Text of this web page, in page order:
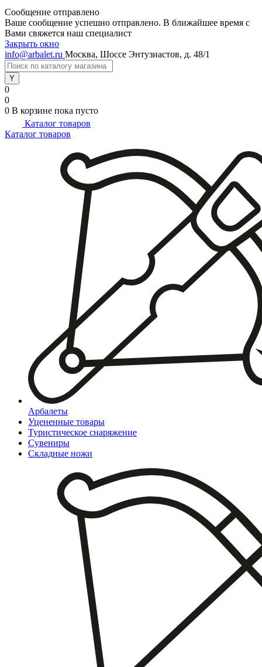
Сообщение отправлено
Ваше сообщение успешно отправлено. В ближайшее время с
Вами свяжется наш специалист
Закрыть окно
info@arbalet.ru Москва, Шоссе Энтузиастов, д. 48/1
0
0
0 В корзине пока пусто
Каталог товаров
Каталог товаров
Арбалеты
Уцененные товары
Туристическое снаряжение
Сувениры
Складные ножи